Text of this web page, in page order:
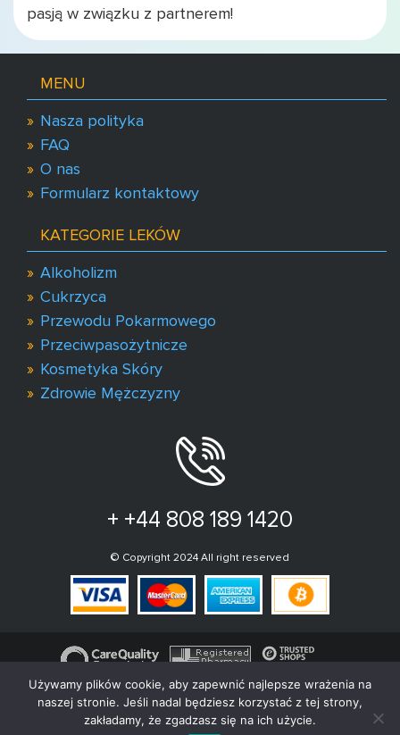
pasją w związku z partnerem!
MENU
Nasza polityka
FAQ
O nas
Formularz kontaktowy
KATEGORIE LEKÓW
Alkoholizm
Cukrzyca
Przewodu Pokarmowego
Przeciwpasożytnicze
Kosmetyka Skóry
Zdrowie Mężczyzny
+ +44 808 189 1420
© Copyright 2024 All right reserved
Używamy plików cookie, aby zapewnić najlepsze wrażenia na
naszej stronie. Jeśli nadal będziesz korzystać z tej strony,
zakładamy, że zgadzasz się na ich użycie.